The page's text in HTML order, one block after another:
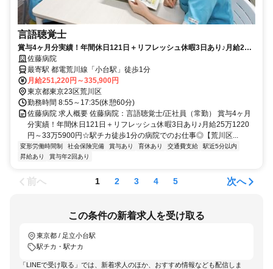
言語聴覚士
賞与4ヶ月分実績！年間休日121日＋リフレッシュ休暇3日あり♪月給25
万1220円～33万5900円☆駅チカ徒歩1分の病院でのお仕事◎【荒川区・
小台駅・言語聴覚士・病院・正職員】※積極採用中
佐藤病院
最寄駅 都電荒川線「小台駅」徒歩1分
月給251,220円～335,900円
東京都東京23区荒川区
勤務時間 8:55～17:35(休憩60分)
佐藤病院 求人概要 佐藤病院：言語聴覚士/正社員（常勤） 賞与4ヶ月
分実績！年間休日121日＋リフレッシュ休暇3日あり♪月給25万1220
円～33万5900円☆駅チカ徒歩1分の病院でのお仕事◎【荒川区...
変形労働時間制 社会保険完備 賞与あり 育休あり 交通費支給
駅近5分以内
昇給あり
賞与年2回あり
前へ 1 2 3 4 5 次へ
この条件の新着求人を受け取る
東京都 / 足立小台駅
駅チカ・駅ナカ
「LINEで受け取る」では、新着求人のほか、おすすめ情報なども配信しま